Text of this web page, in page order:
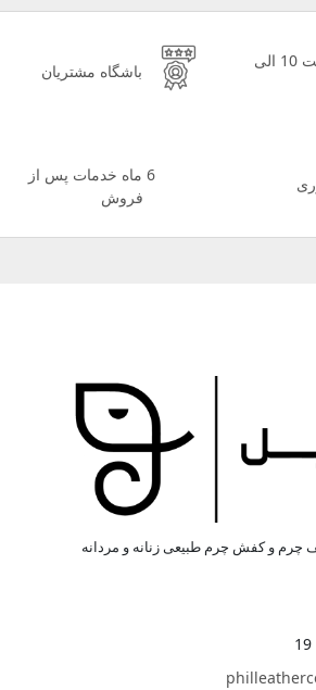
پشتیبانی از ساعت 10 الی
باشگاه مشتریان
6 ماه خدمات پس از
فروش
چرم و کفش چرم طبیعی زنانه و مردانه